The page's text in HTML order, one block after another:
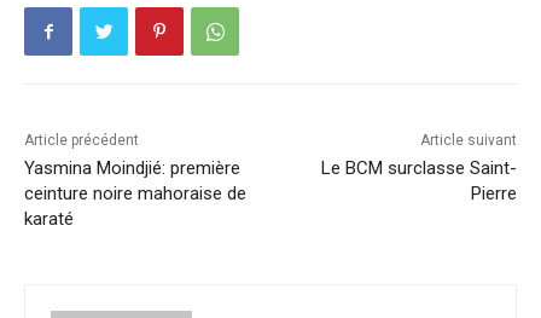
Article précédent
Yasmina Moindjié: première
ceinture noire mahoraise de
karaté
Article suivant
Le BCM surclasse Saint-
Pierre